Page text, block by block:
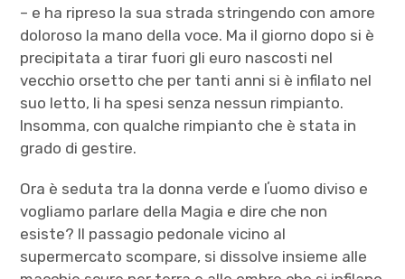
– e ha ripreso la sua strada stringendo con amore
doloroso la mano della voce. Ma il giorno dopo si è
precipitata a tirar fuori gli euro nascosti nel
vecchio orsetto che per tanti anni si è infilato nel
suo letto, li ha spesi senza nessun rimpianto.
Insomma, con qualche rimpianto che è stata in
grado di gestire.
Ora è seduta tra la donna verde e lʼuomo diviso e
vogliamo parlare della Magia e dire che non
esiste? Il passagio pedonale vicino al
supermercato scompare, si dissolve insieme alle